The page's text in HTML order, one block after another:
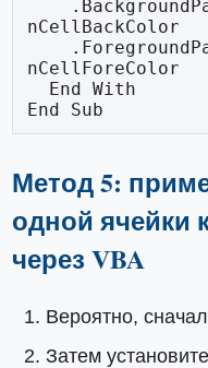
nCellBackColor
nCellForeColor
End Sub
Метод 5:
одной ячейки
через VBA
Вероятно,
Затем